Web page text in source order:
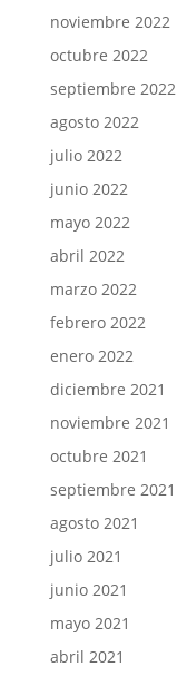
noviembre 2022
octubre 2022
septiembre 2022
agosto 2022
julio 2022
junio 2022
mayo 2022
abril 2022
marzo 2022
febrero 2022
enero 2022
diciembre 2021
noviembre 2021
octubre 2021
septiembre 2021
agosto 2021
julio 2021
junio 2021
mayo 2021
abril 2021